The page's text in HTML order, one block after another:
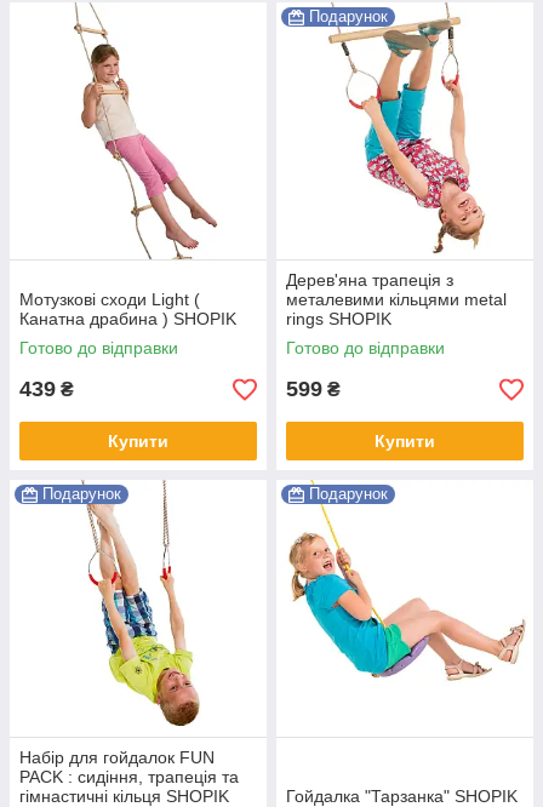
Мотузкові сходи Light (
Канатна драбина ) SHOPIK
Готово до відправки
439 ₴
Купити
Подарунок
Дерев'яна трапеція з
металевими кільцями metal
rings SHOPIK
Готово до відправки
599 ₴
Купити
Подарунок
Набір для гойдалок FUN
PACK : сидіння, трапеція та
гімнастичні кільця SHOPIK
Подарунок
Гойдалка "Тарзанка" SHOPIK